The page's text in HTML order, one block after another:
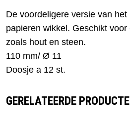
De voordeligere versie van
papieren wikkel. Geschikt
zoals hout en steen.
110 mm/ Ø 11
Doosje a 12 st.
GERELATEERDE